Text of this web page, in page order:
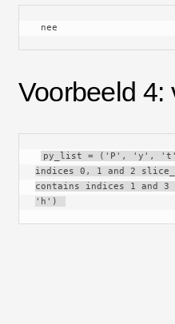
nee
Voorbeeld 4:
py_list = ('P', 'y',
indices 0, 1 and 2
contains indices 1 and
'h')